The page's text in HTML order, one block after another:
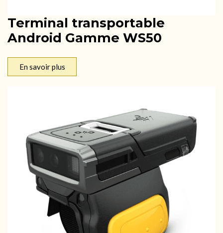
Terminal transportable
Android Gamme WS50
En savoir plus